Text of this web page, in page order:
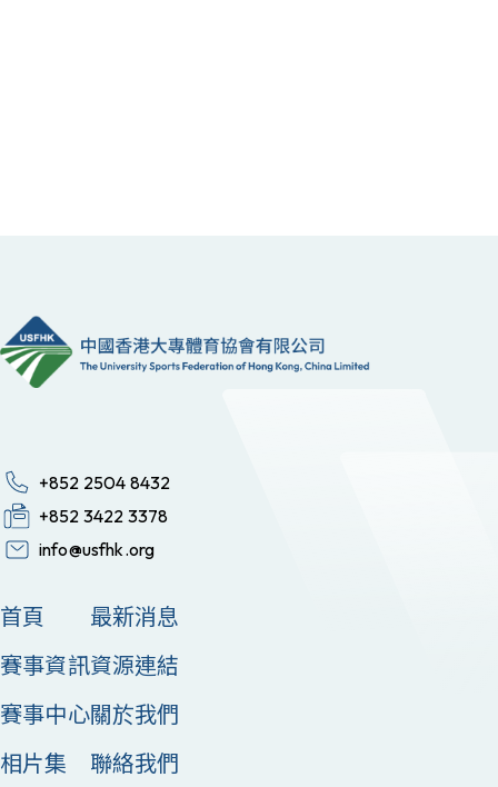
+852 2504 8432
+852 3422 3378
info@usfhk.org
首頁
賽事資訊
賽事中心
相片集
最新消息
資源連結
關於我們
聯絡我們